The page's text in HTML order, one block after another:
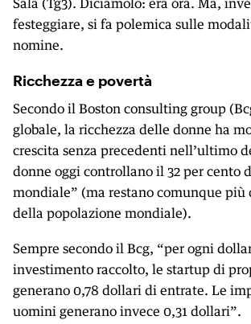
festeggiare, si fa polemica sulle
nomine.
Ricchezza e povertà
Secondo il Boston consulting group
globale, la ricchezza delle donne ha
crescita senza precedenti nell’ultimo
donne oggi controllano il 32 per cento
mondiale” (ma restano comunque più
della popolazione mondiale).
Sempre secondo il Bcg, “per ogni
investimento raccolto, le startup di
generano 0,78 dollari di entrate. Le
uomini generano invece 0,31 dollari”.